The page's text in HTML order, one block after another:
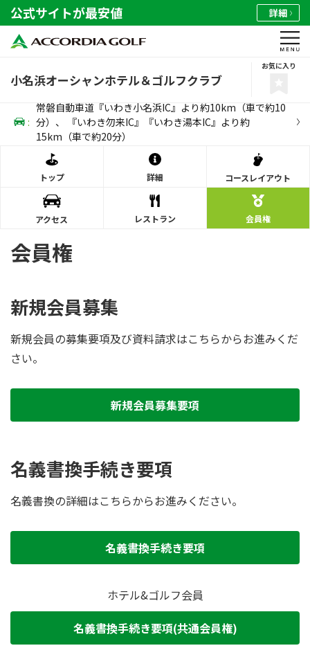
公式サイトが最安値 詳細
小名浜オーシャンホテル＆ゴルフクラブ
お気に入り
:
常磐自動車道『いわき小名浜IC』より約10km（車で約10
分）、 『いわき勿来IC』『いわき湯本IC』より約
15km（車で約20分）
トップ 詳細 コースレイアウト
アクセス レストラン 会員権
会員権
新規会員募集
新規会員の募集要項及び資料請求はこちらからお進みくだ
さい。
新規会員募集要項
名義書換手続き要項
名義書換の詳細はこちらからお進みください。
名義書換手続き要項
ホテル&ゴルフ会員
名義書換手続き要項(共通会員権)